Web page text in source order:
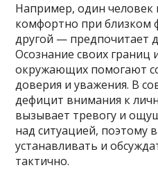
Например, один человек
комфортно при близком
другой — предпочитает
Осознание своих границ
окружающих помогают
доверия и уважения. В
дефицит внимания к
вызывает тревогу и
над ситуацией, поэтому
устанавливать и
тактично.